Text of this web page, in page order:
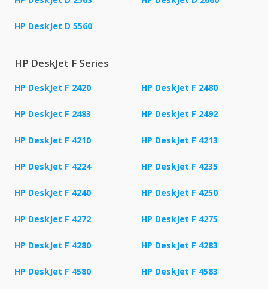
HP DeskJet D 5560
HP DeskJet F Series
HP DeskJet F 2420 HP DeskJet F 2480
HP DeskJet F 2483 HP DeskJet F 2492
HP DeskJet F 4210 HP DeskJet F 4213
HP DeskJet F 4224 HP DeskJet F 4235
HP DeskJet F 4240 HP DeskJet F 4250
HP DeskJet F 4272 HP DeskJet F 4275
HP DeskJet F 4280 HP DeskJet F 4283
HP DeskJet F 4580 HP DeskJet F 4583